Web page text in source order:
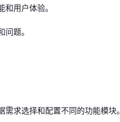
用户体验。
题。
求选择和配置不同的功能模块。